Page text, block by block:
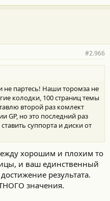
#2.966
не партесь! Наши торомза не
колодки, 100 страниц темы
второй раз комлект
GP, но это последний раз
суппорта и диски от
хорошим и плохим то
и ваш единственный
результата.
значения.